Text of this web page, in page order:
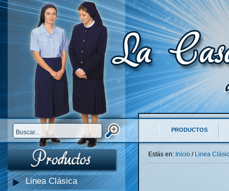
PRODUCTOS
Linea Clásica
Estás en: Inicio / Linea